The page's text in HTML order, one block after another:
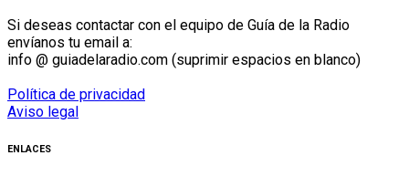
Si deseas contactar con el equipo de Guía de la Radio
envíanos tu email a:
info @ guiadelaradio.com (suprimir espacios en blanco)
Política de privacidad
Aviso legal
ENLACES